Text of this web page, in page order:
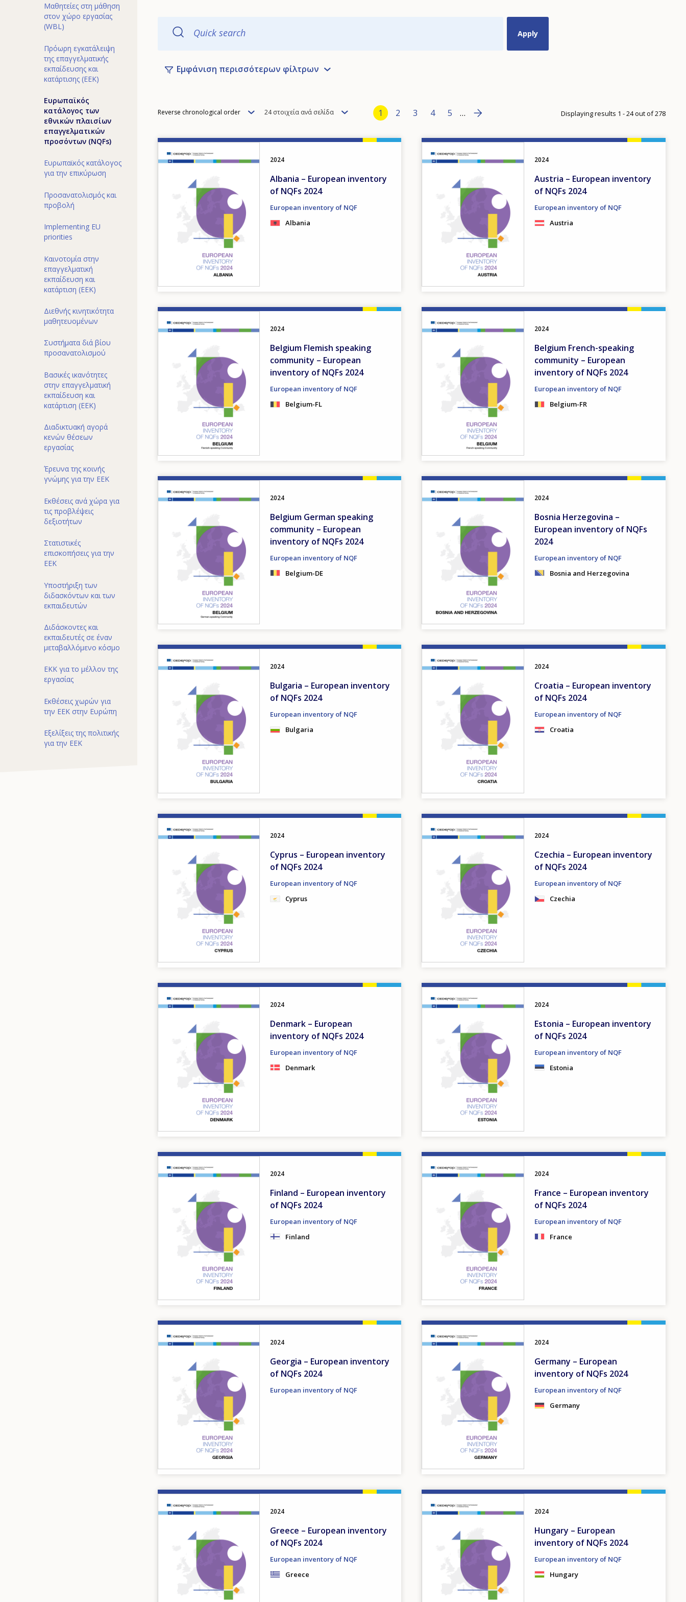
Μαθητείες στη μάθηση
στον χώρο εργασίας
(WBL)
Πρόωρη εγκατάλειψη
της επαγγελματικής
εκπαίδευσης και
κατάρτισης (ΕΕΚ)
Ευρωπαϊκός
κατάλογος των
εθνικών πλαισίων
επαγγελματικών
προσόντων (NQFs)
Ευρωπαϊκός κατάλογος
για την επικύρωση
Προσανατολισμός και
προβολή
Implementing EU
priorities
Καινοτομία στην
επαγγελματική
εκπαίδευση και
κατάρτιση (ΕΕΚ)
Διεθνής κινητικότητα
μαθητευομένων
Συστήματα διά βίου
προσανατολισμού
Βασικές ικανότητες
στην επαγγελματική
εκπαίδευση και
κατάρτιση (ΕΕΚ)
Διαδικτυακή αγορά
κενών θέσεων
εργασίας
Έρευνα της κοινής
γνώμης για την ΕΕΚ
Εκθέσεις ανά χώρα για
τις προβλέψεις
δεξιοτήτων
Στατιστικές
επισκοπήσεις για την
ΕΕΚ
Υποστήριξη των
διδασκόντων και των
εκπαιδευτών
Διδάσκοντες και
εκπαιδευτές σε έναν
μεταβαλλόμενο κόσμο
ΕΚΚ για το μέλλον της
εργασίας
Εκθέσεις χωρών για
την ΕΕΚ στην Ευρώπη
Εξελίξεις της πολιτικής
για την ΕΕΚ
Quick search
Εμφάνιση περισσότερων φίλτρων
Order
Reverse chronological order
Items
page
24 στοιχεία ανά σελίδα Pagination
Current page
1 Page
2 Page
3 Page
4 Page
5 … Next page
›› Displaying results 1 - 24 out of 278
2024
Albania – European inventory
of NQFs 2024
European inventory of NQF
Albania
2024
Austria – European inventory
of NQFs 2024
European inventory of NQF
Austria
2024
Belgium Flemish speaking
community – European
inventory of NQFs 2024
European inventory of NQF
Belgium-FL
2024
Belgium French-speaking
community – European
inventory of NQFs 2024
European inventory of NQF
Belgium-FR
2024
Belgium German speaking
community – European
inventory of NQFs 2024
European inventory of NQF
Belgium-DE
2024
Bosnia Herzegovina –
European inventory of NQFs
2024
European inventory of NQF
Bosnia and Herzegovina
2024
Bulgaria – European inventory
of NQFs 2024
European inventory of NQF
Bulgaria
2024
Croatia – European inventory
of NQFs 2024
European inventory of NQF
Croatia
2024
Cyprus – European inventory
of NQFs 2024
European inventory of NQF
Cyprus
2024
Czechia – European inventory
of NQFs 2024
European inventory of NQF
Czechia
2024
Denmark – European
inventory of NQFs 2024
European inventory of NQF
Denmark
2024
Estonia – European inventory
of NQFs 2024
European inventory of NQF
Estonia
2024
Finland – European inventory
of NQFs 2024
European inventory of NQF
Finland
2024
France – European inventory
of NQFs 2024
European inventory of NQF
France
2024
Georgia – European inventory
of NQFs 2024
European inventory of NQF
2024
Germany – European
inventory of NQFs 2024
European inventory of NQF
Germany
2024
Greece – European inventory
of NQFs 2024
European inventory of NQF
Greece
2024
Hungary – European
inventory of NQFs 2024
European inventory of NQF
Hungary